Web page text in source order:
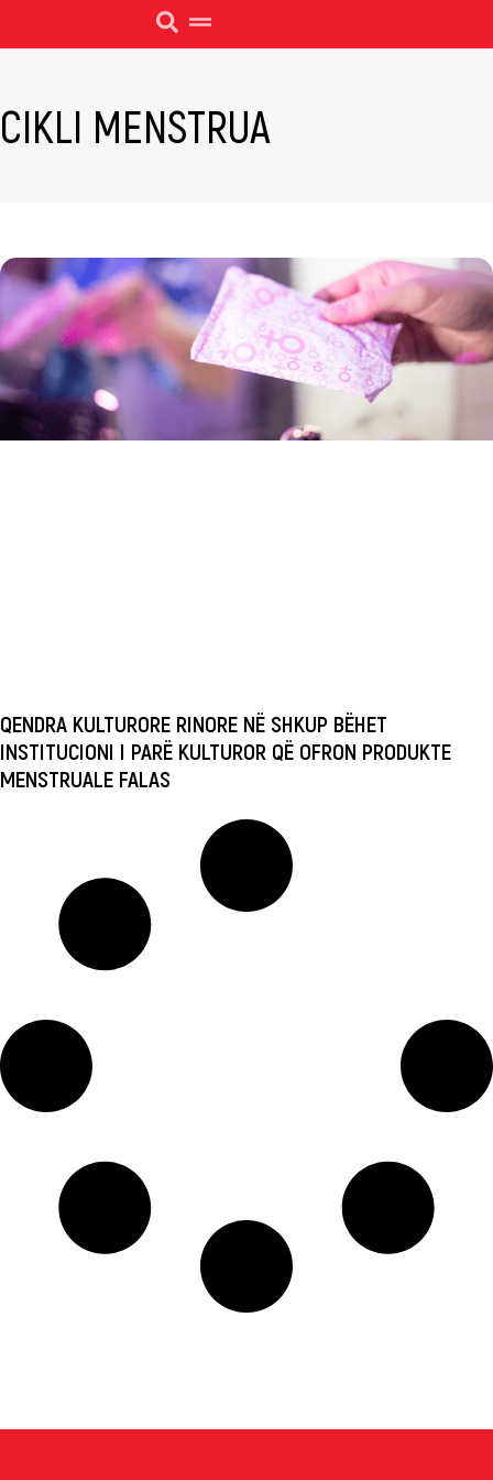
CIKLI MENSTRUA
QENDRA KULTURORE RINORE NË SHKUP BËHET
INSTITUCIONI I PARË KULTUROR QË OFRON PRODUKTE
MENSTRUALE FALAS